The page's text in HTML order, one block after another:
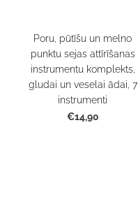
Poru, pūtīšu un melno
punktu sejas attīrīšanas
instrumentu komplekts,
gludai un veselai ādai, 7
instrumenti
€14,90